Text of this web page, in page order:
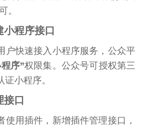
。
小程序接口
户快速接入小程序服务，公众平
序”权限集。公众号可授权第三
小程序。
接口
使用插件，新增插件管理接口，